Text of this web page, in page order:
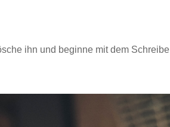
ihn und beginne mit dem